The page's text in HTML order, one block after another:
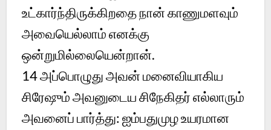
உட்கார்ந்திருக்கிறதை நான் காணுமளவும்
அவையெல்லாம் எனக்கு
ஒன்றுமில்லையென்றான்.
14 அப்பொழுது அவன் மனைவியாகிய
சிரேஷும் அவனுடைய சிநேகிதர் எல்லாரும்
அவனைப் பார்த்து: ஐம்பதுமுழ உயரமான